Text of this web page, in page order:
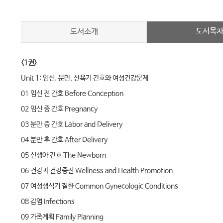
도서소개 도서목차
<1권>
Unit 1: 임신, 분만, 산욕기 간호와 여성건강문제
01 임신 전 간호 Before Conception
02 임신 중 간호 Pregnancy
03 분만 중 간호 Labor and Delivery
04 분만 후 간호 After Delivery
05 신생아 간호 The Newborn
06 건강과 건강증진 Wellness and Health Promotion
07 여성생식기 질환 Common Gynecologic Conditions
08 감염 Infections
09 가족계획 Family Planning